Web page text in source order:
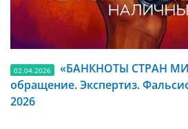
02.04.2026
«БАНКНОТЫ СТРАН
обращение. Экспертиз.
2026